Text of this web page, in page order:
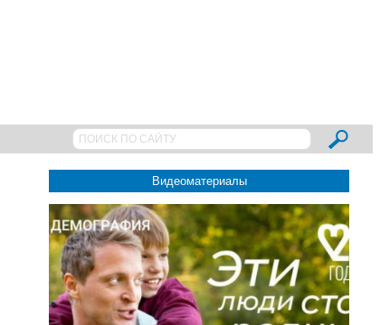
Видеоматериалы